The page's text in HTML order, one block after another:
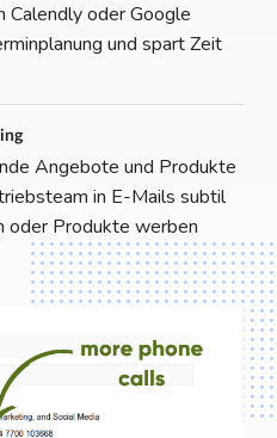
Calendly oder Google
und spart Zeit
Angebote und Produkte
in E-Mails subtil
oder Produkte werben